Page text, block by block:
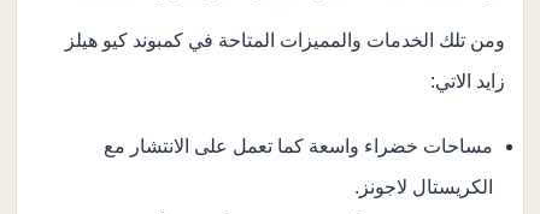
ومن تلك الخدمات والمميزات المتاحة في كمبوند كيو هيلز
زايد الاتي:
مساحات خضراء واسعة كما تعمل على الانتشار مع
الكريستال لاجونز.